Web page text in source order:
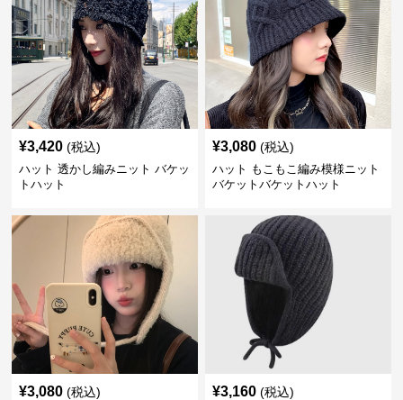
¥3,420 (税込)
ハット 透かし編みニット バケッ
トハット
¥3,080 (税込)
ハット もこもこ編み模様ニット
バケットバケットハット
¥3,080 (税込) ¥3,160 (税込)